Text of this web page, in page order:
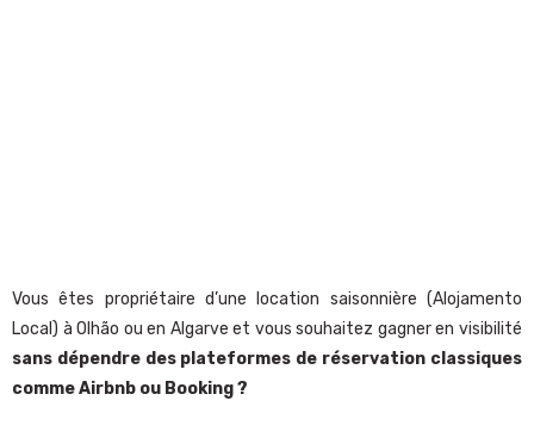
Vous êtes propriétaire d’une location saisonnière (Alojamento
Local) à Olhão ou en Algarve et vous souhaitez gagner en visibilité
sans dépendre des plateformes de réservation classiques
comme Airbnb ou Booking ?